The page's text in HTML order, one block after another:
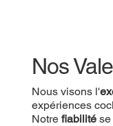
Nos
Nous visons l'
expériences
Notre fiabilité se